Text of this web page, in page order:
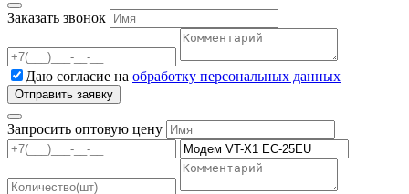
Заказать звонок
Даю согласие на обработку персональных данных
Запросить оптовую цену